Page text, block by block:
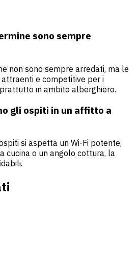
sono sempre
non sono sempre arredati, ma le
e competitive per i
in ambito alberghiero.
gli ospiti in un affitto a
si aspetta un Wi-Fi potente,
cucina o un angolo cottura, la